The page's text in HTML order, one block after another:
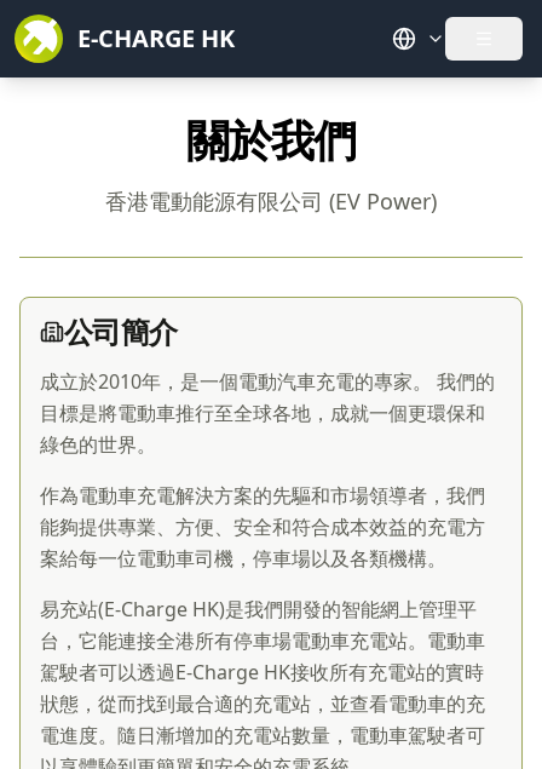
E-CHARGE HK
關於我們
香港電動能源有限公司 (EV Power)
公司簡介
成立於2010年，是一個電動汽車充電的專家。 我們的
目標是將電動車推行至全球各地，成就一個更環保和
綠色的世界。
作為電動車充電解決方案的先驅和市場領導者，我們
能夠提供專業、方便、安全和符合成本效益的充電方
案給每一位電動車司機，停車場以及各類機構。
易充站(E-Charge HK)是我們開發的智能網上管理平
台，它能連接全港所有停車場電動車充電站。電動車
駕駛者可以透過E-Charge HK接收所有充電站的實時
狀態，從而找到最合適的充電站，並查看電動車的充
電進度。隨日漸增加的充電站數量，電動車駕駛者可